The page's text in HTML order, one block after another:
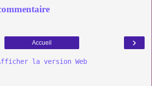
›
Accueil
la version Web